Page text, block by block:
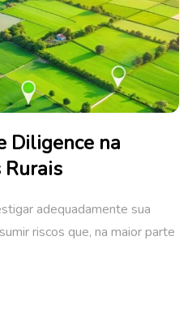
Diligence na
Rurais
adequadamente sua
riscos que, na maior parte